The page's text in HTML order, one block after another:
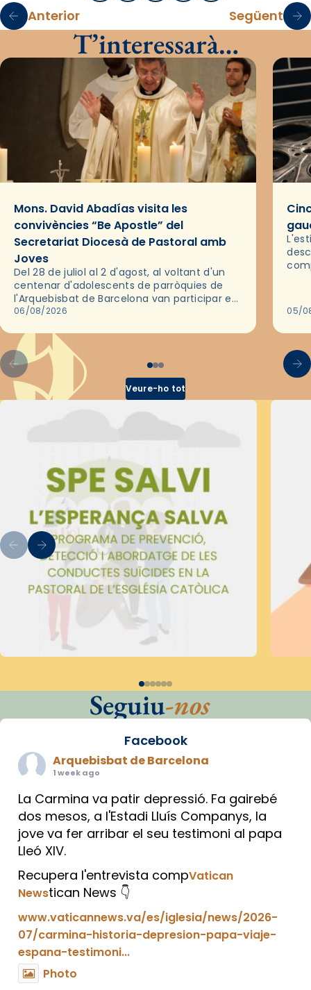
Anterior Següent
T’interessarà…
Mons. David Abadías visita les
convivències “Be Apostle” del
Secretariat Diocesà de Pastoral amb
Joves
Del 28 de juliol al 2 d'agost, al voltant d'un
centenar d'adolescents de parròquies de
l'Arquebisbat de Barcelona van participar en
les convivències Be Apostle, organitzades
06/08/2026 05/
Veure-ho tot
Seguiu-nos
Facebook
Arquebisbat de Barcelona
1 week ago
La Carmina va patir depressió. Fa gairebé
dos mesos, a l'Estadi Lluís Companys, la
jove va fer arribar el seu testimoni al papa
Lleó XIV.
Recupera l'entrevista compVatican
Newstican News 👇
www.vaticannews.va/es/iglesia/news/2026-
07/carmina-historia-depresion-papa-viaje-
espana-testimoni...
Photo